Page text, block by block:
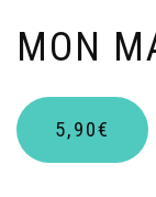
MON
5,90€